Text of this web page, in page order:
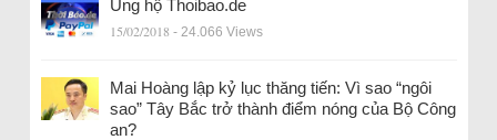
Ủng hộ Thoibao.de
15/02/2018 - 24.066 Views
Mai Hoàng lập kỷ lục thăng tiến: Vì sao “ngôi
sao” Tây Bắc trở thành điểm nóng của Bộ Công
an?